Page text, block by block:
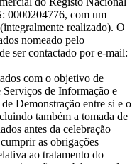
0000204776, com um
realizado). O
nomeado pelo
ser contactado por e-mail:
com o objetivo de
de Informação e
Demonstração entre si e o
também a tomada de
antes da celebração
as obrigações
ao tratamento do